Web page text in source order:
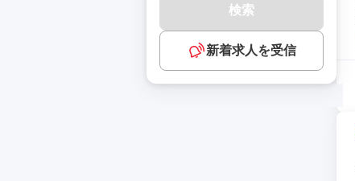
検索
新着求人を受信